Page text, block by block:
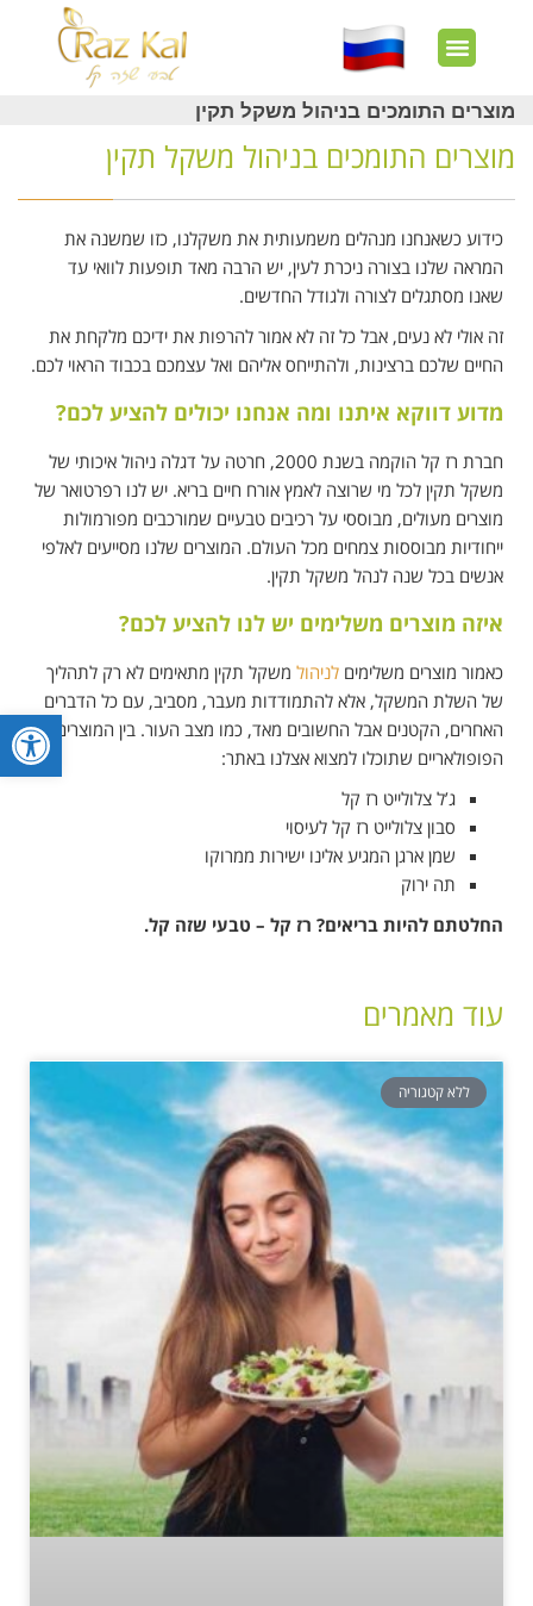
מוצרים התומכים בניהול משקל תקין
מוצרים התומכים בניהול משקל תקין
כידוע כשאנחנו מנהלים משמעותית את משקלנו, כזו שמשנה את
המראה שלנו בצורה ניכרת לעין, יש הרבה מאד תופעות לוואי עד
שאנו מסתגלים לצורה ולגודל החדשים.
זה אולי לא נעים, אבל כל זה לא אמור להרפות את ידיכם מלקחת את
החיים שלכם ברצינות, ולהתייחס אליהם ואל עצמכם בכבוד הראוי לכם.
מדוע דווקא איתנו ומה אנחנו יכולים להציע לכם?
חברת רז קל הוקמה בשנת 2000, חרטה על דגלה ניהול איכותי של
משקל תקין לכל מי שרוצה לאמץ אורח חיים בריא. יש לנו רפרטואר של
מוצרים מעולים, מבוססי על רכיבים טבעיים שמורכבים מפורמולות
ייחודיות מבוססות צמחים מכל העולם. המוצרים שלנו מסייעים לאלפי
אנשים בכל שנה לנהל משקל תקין.
איזה מוצרים משלימים יש לנו להציע לכם?
כאמור מוצרים משלימים לניהול משקל תקין מתאימים לא רק לתהליך
של השלת המשקל, אלא להתמודדות מעבר, מסביב, עם כל הדברים
האחרים, הקטנים אבל החשובים מאד, כמו מצב העור. בין המוצרים
הפופולאריים שתוכלו למצוא אצלנו באתר:
ג’ל צלולייט רז קל
סבון צלולייט רז קל לעיסוי
שמן ארגן המגיע אלינו ישירות ממרוקו
תה ירוק
החלטתם להיות בריאים? רז קל – טבעי שזה קל.
עוד מאמרים
ללא קטגוריה
פתח